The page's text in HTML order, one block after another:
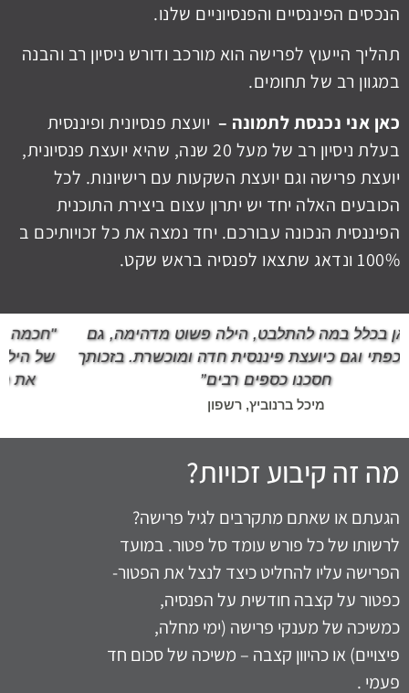
הנכסים הפיננסיים והפנסיוניים שלנו.
תהליך הייעוץ לפרישה הוא מורכב ודורש ניסיון רב והבנה
במגוון רב של תחומים.
כאן אני נכנסת לתמונה – יועצת פנסיונית ופיננסית
בעלת ניסיון רב של מעל 20 שנה, שהיא יועצת פנסיונית,
יועצת פרישה וגם יועצת השקעות עם רישיונות. לכל
הכובעים האלה יחד יש יתרון עצום ביצירת התוכנית
הפיננסית הנכונה עבורכם. יחד נמצה את כל זכויותיכם ב
100% ונדאג שתצאו לפנסיה בראש שקט.
"חכמה פרקטית ובעלת ידע פיננסי נרחב. בעזרתה האדיבה
של הילה אנו חיים כיום כפורשים מאושרים לאחר שמיצינו
את כל זכויותינו לטובה. המלצנו גם לכל חברינו שגם
מרוצים מאוד"
מה זה קיבוע זכויות?
הגעתם או שאתם מתקרבים לגיל פרישה?
לרשותו של כל פורש עומד סל פטור. במועד
הפרישה עליו להחליט כיצד לנצל את הפטור-
כפטור על קצבה חודשית על הפנסיה,
כמשיכה של מענקי פרישה (ימי מחלה,
פיצויים) או כהיוון קצבה – משיכה של סכום חד
פעמי .